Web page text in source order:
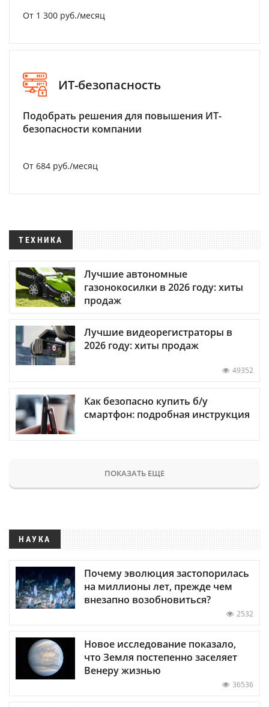
От 1 300 руб./месяц
ИТ-безопасность
Подобрать решения для повышения ИТ-
безопасности компании
От 684 руб./месяц
ТЕХНИКА
Лучшие автономные
газонокосилки в 2026 году: хиты
продаж
Лучшие видеорегистраторы в
2026 году: хиты продаж
49352
Как безопасно купить б/у
смартфон: подробная инструкция
ПОКАЗАТЬ ЕЩЕ
НАУКА
Почему эволюция застопорилась
на миллионы лет, прежде чем
внезапно возобновиться?
2532
Новое исследование показало,
что Земля постепенно заселяет
Венеру жизнью
36536